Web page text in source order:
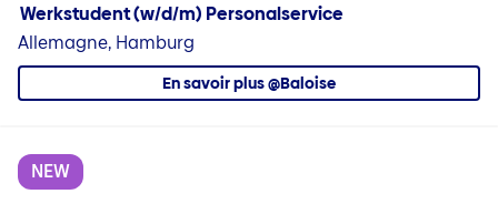
Werkstudent (w/d/m) Personalservice
Allemagne, Hamburg
En savoir plus @Baloise
NEW